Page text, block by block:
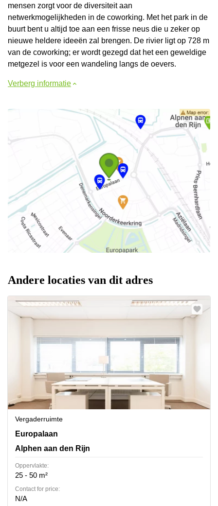
mensen zorgt voor de diversiteit aan
netwerkmogelijkheden in de coworking. Met het park in de
buurt bent u altijd toe aan een frisse neus die u zeker op
nieuwe heldere ideeën zal brengen. De rivier ligt op 728 m
van de coworking; er wordt gezegd dat het een geweldige
metgezel is voor een wandeling langs de oevers.
Verberg informatie
Andere locaties van dit adres
Vergaderruimte
Europalaan 16, Alphen aan den Rijn
Europalaan
Alphen aan den Rijn
Oppervlakte:
25 - 50 m²
Contact for price:
N/A